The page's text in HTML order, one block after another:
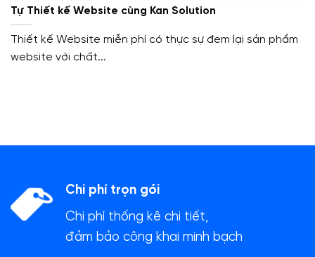
Tự Thiết kế Website cùng Kan Solution
Thiết kế Website miễn phí có thực sự đem lại sản phẩm
website với chất...
Chi phí trọn gói
Chi phí thống kê chi tiết,
đảm bảo công khai minh bạch